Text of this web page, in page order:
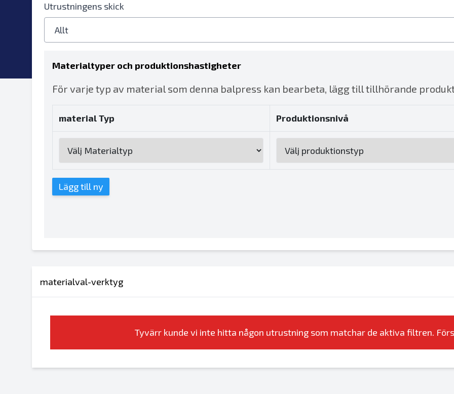
Utrustningens skick
Materialtyper och produktionshastigheter
För varje typ av material som denna balpress kan bearbeta, lägg till tillhörande
material Typ Produktionsnivå
Lägg till ny
materialval-verktyg
Tyvärr kunde vi inte hitta någon utrustning som matchar de aktiva filtren.